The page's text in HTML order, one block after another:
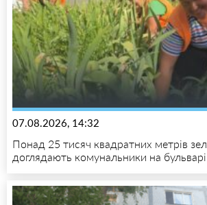
07.08.2026, 14:32
Понад 25 тисяч квадратних метрів
доглядають комунальники на